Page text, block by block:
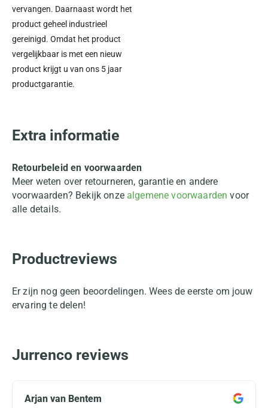
vervangen. Daarnaast wordt het
product geheel industrieel
gereinigd. Omdat het product
vergelijkbaar is met een nieuw
product krijgt u van ons 5 jaar
productgarantie.
Extra informatie
Retourbeleid en voorwaarden
Meer weten over retourneren, garantie en andere
voorwaarden? Bekijk onze algemene voorwaarden voor
alle details.
Productreviews
Er zijn nog geen beoordelingen. Wees de eerste om jouw
ervaring te delen!
Jurrenco reviews
Arjan van Bentem